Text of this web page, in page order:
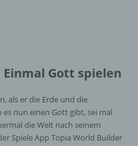
Gott spielen
als er die Erde und die
nun einen Gott gibt, sei mal
die Welt nach seinem
Spiele App Topia World Builder